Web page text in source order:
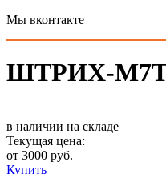
Мы вконтакте
ШТРИХ-
в наличии на складе
Текущая цена:
от 3000 руб.
Купить